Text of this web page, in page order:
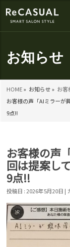
お知らせ
HOME» お知らせ » お客
お客様の声「AIミラーが
9点!!
お客様の声
回は提案し
9点!!
投稿日 : 2026年5月20日 |